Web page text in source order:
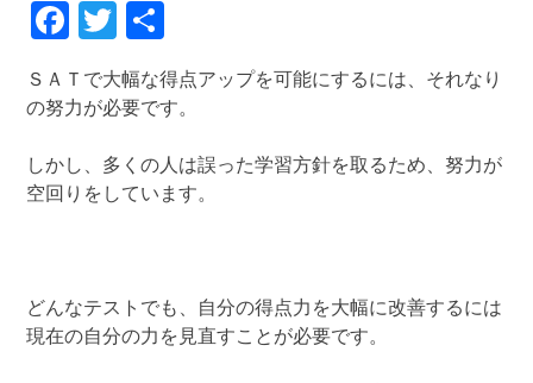
Facebook
Twitter
有
ＳＡＴで大幅な得点アップを可能にするには、それなり
の努力が必要です。
しかし、多くの人は誤った学習方針を取るため、努力が
空回りをしています。
どんなテストでも、自分の得点力を大幅に改善するには
現在の自分の力を見直すことが必要です。